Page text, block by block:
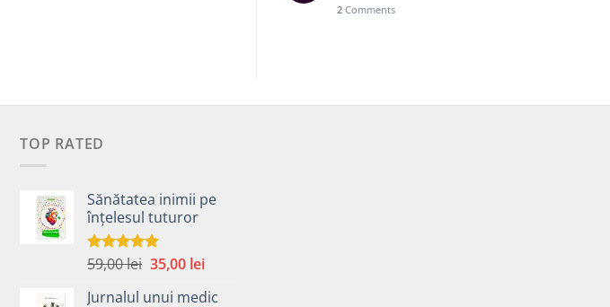
2Comments
TOP RATED
Sănătatea inimii pe
înțelesul tuturor
Evaluat la
59,00lei Prețul
a
35,00 leiPrețul
este:
Jurnalul unui medic